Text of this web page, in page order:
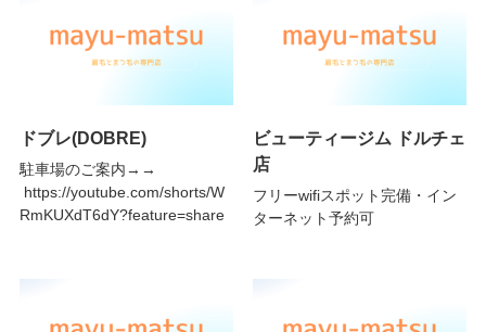
ドブレ(DOBRE)
駐車場のご案内→→
https://youtube.com/shorts/W
RmKUXdT6dY?feature=share
ビューティージム ドルチェ
店
フリーwifiスポット完備・イン
ターネット予約可